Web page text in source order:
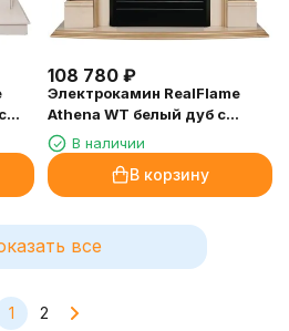
108 780 ₽
Электрокамин RealFlame
Athena WT белый дуб с
золотой патиной с очагом 3D
Olympic
В наличии
В корзину
все
1 2